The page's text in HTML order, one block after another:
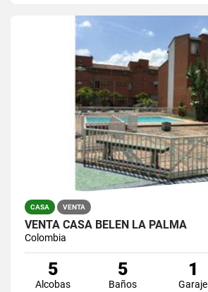
CASA VENTA
VENTA CASA BELEN LA PALMA
Colombia
5
Alcobas
5
Baños
1
Garaje